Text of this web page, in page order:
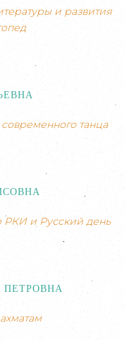
и развития
танца
РКИ и Русский день
ПЕТРОВНА